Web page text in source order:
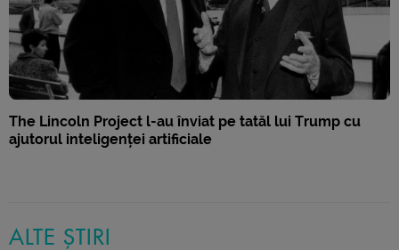
The Lincoln Project l-au înviat pe tatăl lui Trump cu
ajutorul inteligenței artificiale
ALTE ȘTIRI